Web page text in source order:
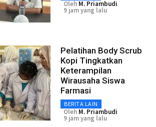
Oleh M. Priambudi
9 jam yang lalu
Pelatihan Body Scrub
Kopi Tingkatkan
Keterampilan
Wirausaha Siswa
Farmasi
BERITA LAIN
Oleh M. Priambudi
9 jam yang lalu